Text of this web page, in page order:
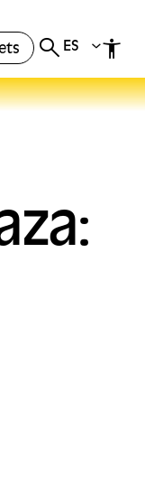
ES